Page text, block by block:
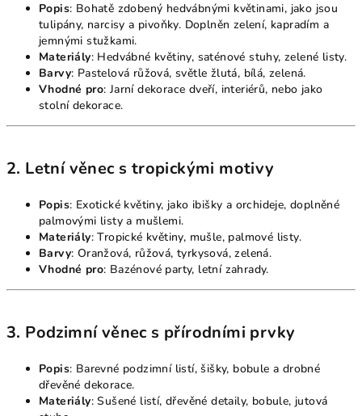
Popis: Bohatě zdobený hedvábnými květinami, jako jsou
tulipány, narcisy a pivoňky. Doplněn zelení, kapradím a
jemnými stužkami.
Materiály: Hedvábné květiny, saténové stuhy, zelené listy.
Barvy: Pastelová růžová, světle žlutá, bílá, zelená.
Vhodné pro: Jarní dekorace dveří, interiérů, nebo jako
stolní dekorace.
2. Letní věnec s tropickými motivy
Popis: Exotické květiny, jako ibišky a orchideje, doplněné
palmovými listy a mušlemi.
Materiály: Tropické květiny, mušle, palmové listy.
Barvy: Oranžová, růžová, tyrkysová, zelená.
Vhodné pro: Bazénové party, letní zahrady.
3. Podzimní věnec s přírodními prvky
Popis: Barevné podzimní listí, šišky, bobule a drobné
dřevěné dekorace.
Materiály: Sušené listí, dřevěné detaily, bobule, jutová